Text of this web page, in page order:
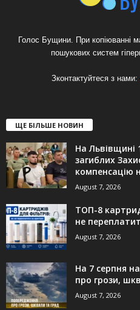
Голос Бущини. При копіюванні
пошукових систем
Зконтактуйтеся з нами:
ЩЕ БІЛЬШЕ НОВИН
На Львівщині
загиблих
компенсацію
August 7, 2026
ТОП-8
не
August 7, 2026
На 7 серпня
про грози,
August 7, 2026